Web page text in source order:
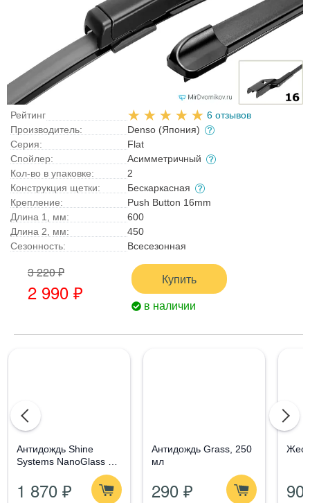
Рейтинг
6 отзывов
Производитель:
Denso (Япония)
Серия:
Flat
Спойлер:
Асимметричный
Кол-во в упаковке:
2
Конструкция щетки:
Бескаркасная
Крепление:
Push Button 16mm
Длина 1, мм:
600
Длина 2, мм:
450
Сезонность:
Всесезонная
3 220 ₽
2 990 ₽
Купить
в наличии
Aнтидождь Shine
Systems NanoGlass Kit
- Набор по уходу за
стеклом
1 870 ₽
Антидождь Grass, 250
мл
290 ₽ 90